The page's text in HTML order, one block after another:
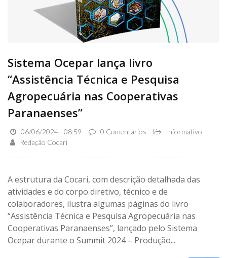
Sistema Ocepar lança livro
“Assistência Técnica e Pesquisa
Agropecuária nas Cooperativas
Paranaenses”
06/06/2024 - 08:59 0 Comentários
Informativo
Redação Cocari
A estrutura da Cocari, com descrição detalhada das
atividades e do corpo diretivo, técnico e de
colaboradores, ilustra algumas páginas do livro
“Assistência Técnica e Pesquisa Agropecuária nas
Cooperativas Paranaenses”, lançado pelo Sistema
Ocepar durante o Summit 2024 – Produção...